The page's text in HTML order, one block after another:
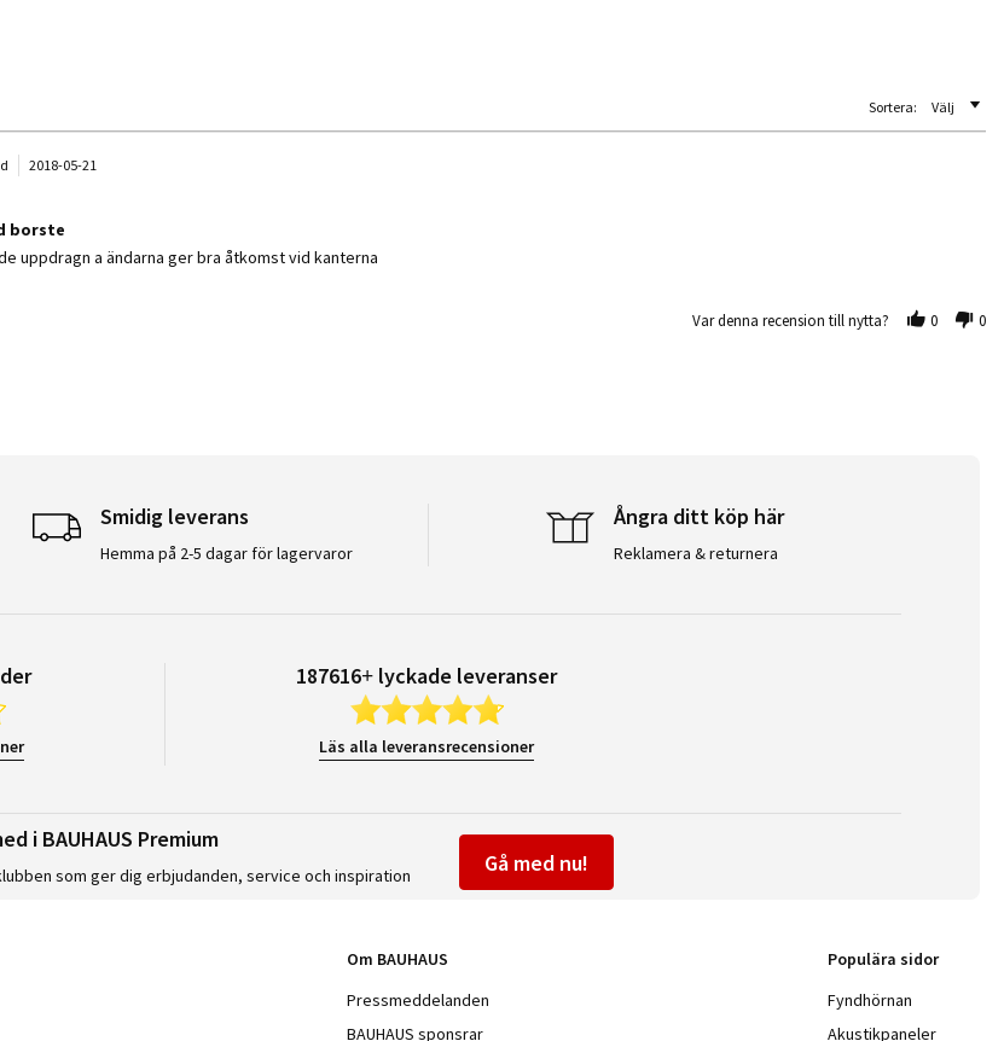
Sortera: Välj
star rating
2018-05-21
borste
May 2018
och prisvärd borste
uppdragn a ändarna ger bra åtkomst vid kanterna
Var denna recension till nytta? 0 0
Smidig leverans
Hemma på 2-5 dagar för lagervaror
Ångra ditt köp här
Reklamera & returnera
187616+ lyckade leveranser
Läs alla leveransrecensioner
i BAUHAUS Premium
som ger dig erbjudanden, service och inspiration Gå med nu!
Om BAUHAUS
Pressmeddelanden
BAUHAUS sponsrar
Populära sidor
Fyndhörnan
Akustikpaneler